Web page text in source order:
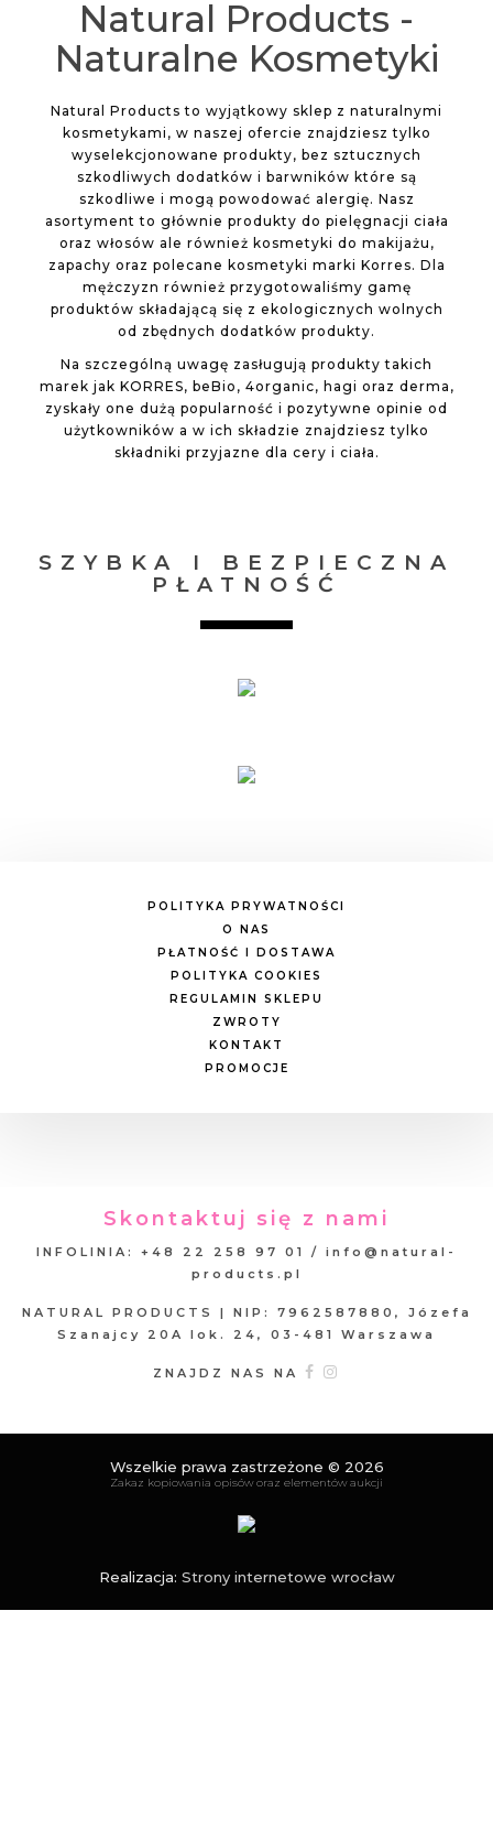
Natural Products -
Naturalne Kosmetyki
Natural Products to wyjątkowy sklep z naturalnymi
kosmetykami, w naszej ofercie znajdziesz tylko
wyselekcjonowane produkty, bez sztucznych
szkodliwych dodatków i barwników które są
szkodliwe i mogą powodować alergię. Nasz
asortyment to głównie produkty do pielęgnacji ciała
oraz włosów ale również kosmetyki do makijażu,
zapachy oraz polecane kosmetyki marki Korres. Dla
mężczyzn również przygotowaliśmy gamę
produktów składającą się z ekologicznych wolnych
od zbędnych dodatków produkty.
Na szczególną uwagę zasługują produkty takich
marek jak KORRES, beBio, 4organic, hagi oraz derma,
zyskały one dużą popularność i pozytywne opinie od
użytkowników a w ich składzie znajdziesz tylko
składniki przyjazne dla cery i ciała.
SZYBKA I BEZPIECZNA
PŁATNOŚĆ
POLITYKA PRYWATNOŚCI
O NAS
PŁATNOŚĆ I DOSTAWA
POLITYKA COOKIES
REGULAMIN SKLEPU
ZWROTY
KONTAKT
PROMOCJE
Skontaktuj się z nami
INFOLINIA: +48 22 258 97 01 / info@natural-
products.pl
NATURAL PRODUCTS | NIP: 7962587880, Józefa
Szanajcy 20A lok. 24, 03-481 Warszawa
ZNAJDZ NAS NA
Wszelkie prawa zastrzeżone © 2026
Zakaz kopiowania opisów oraz elementów aukcji
Realizacja: Strony internetowe wrocław